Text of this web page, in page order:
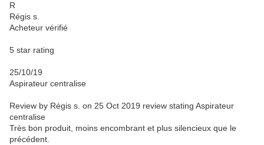
R
Régis s.
Acheteur vérifié
5 star rating
25/10/19
Aspirateur centralise
Review by Régis s. on 25 Oct 2019 review stating Aspirateur
centralise
Très bon produit, moins encombrant et plus silencieux que le
précédent.